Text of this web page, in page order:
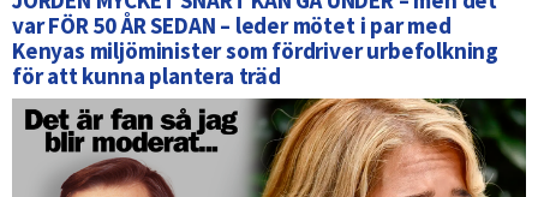
var FÖR 50 ÅR SEDAN – leder mötet i par med
Kenyas miljöminister som fördriver urbefolkning
för att kunna plantera träd